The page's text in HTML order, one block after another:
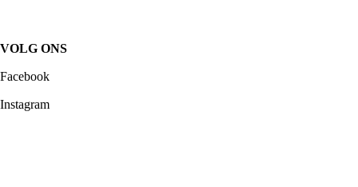
VOLG ONS
Facebook
Instagram